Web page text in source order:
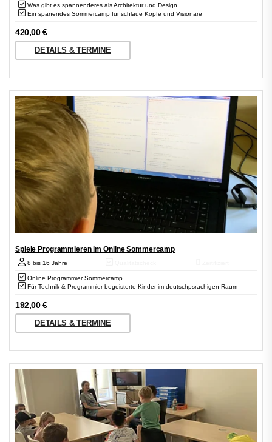
Was gibt es spannenderes als Architektur und Design
Ein spanendes Sommercamp für schlaue Köpfe und Visionäre
420,00€
DETAILS & TERMINE
Spiele Programmieren im Online Sommercamp
8 bis 16 Jahre
Online Programmier Sommercamp
Für Technik & Programmier begeisterte Kinder im deutschpsrachigen Raum
192,00€
DETAILS & TERMINE